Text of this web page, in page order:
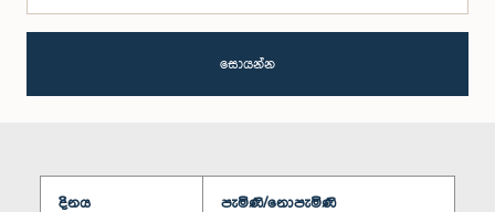
සොයන්න
දිනය පැමිණි/නොපැමිණි